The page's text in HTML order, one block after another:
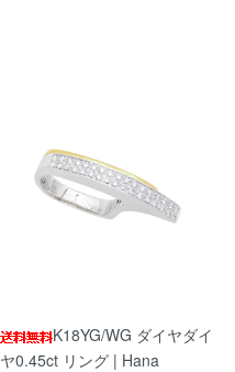
K18YG/WG ダイヤダイ
ヤ0.45ct リング | Hana